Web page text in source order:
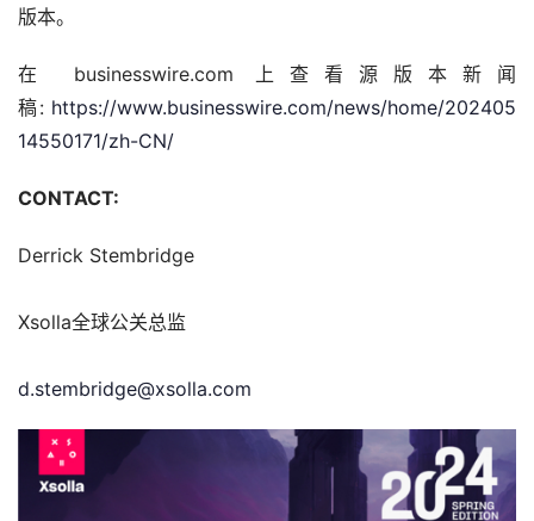
版本。
在 businesswire.com 上查看源版本新闻
稿: https://www.businesswire.com/news/home/202405
14550171/zh-CN/
CONTACT:
Derrick Stembridge
Xsolla全球公关总监
d.stembridge@xsolla.com